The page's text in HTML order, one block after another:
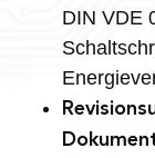
DIN VDE